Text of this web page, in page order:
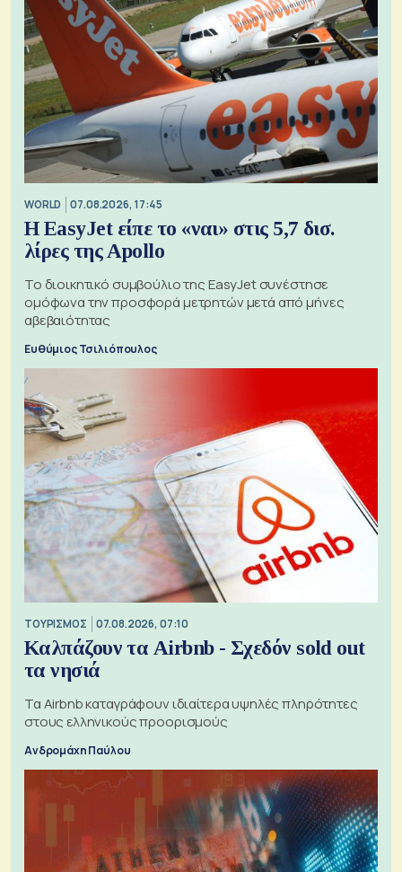
WORLD 07.08.2026, 17:45
Η EasyJet είπε το «ναι» στις 5,7 δισ.
λίρες της Apollo
Το διοικητικό συμβούλιο της EasyJet συνέστησε
ομόφωνα την προσφορά μετρητών μετά από μήνες
αβεβαιότητας
Ευθύμιος Τσιλιόπουλος
ΤΟΥΡΙΣΜΟΣ 07.08.2026, 07:10
Καλπάζουν τα Airbnb - Σχεδόν sold out
τα νησιά
Τα Airbnb καταγράφουν ιδιαίτερα υψηλές πληρότητες
στους ελληνικούς προορισμούς
Ανδρομάχη Παύλου